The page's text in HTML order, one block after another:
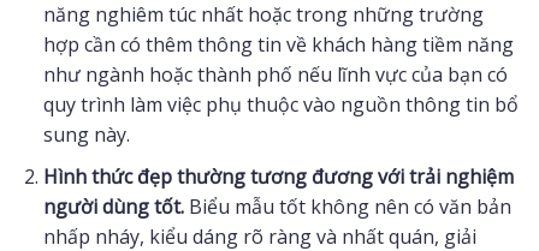
năng nghiêm túc nhất hoặc trong những trường
hợp cần có thêm thông tin về khách hàng tiềm năng
như ngành hoặc thành phố nếu lĩnh vực của bạn có
quy trình làm việc phụ thuộc vào nguồn thông tin bổ
sung này.
Hình thức đẹp thường tương đương với trải nghiệm
người dùng tốt.Biểu mẫu tốt không nên có văn bản
nhấp nháy, kiểu dáng rõ ràng và nhất quán, giải